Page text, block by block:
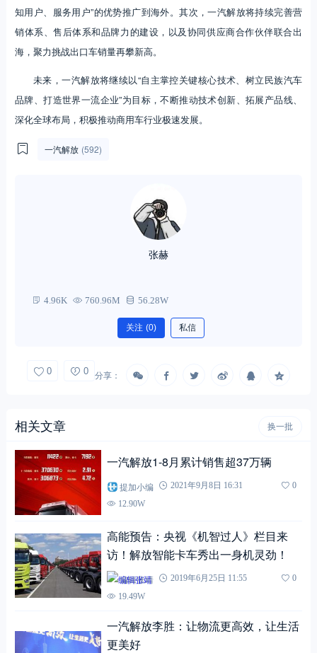
知用户、服务用户”的优势推广到海外。其次，一汽解放将持续完善营
销体系、售后体系和品牌力的建设，以及协同供应商合作伙伴联合出
海，聚力挑战出口车销量再攀新高。
未来，一汽解放将继续以“自主掌控关键核心技术、树立民族汽车
品牌、打造世界一流企业”为目标，不断推动技术创新、拓展产品线、
深化全球布局，积极推动商用车行业极速发展。
一汽解放 (592)
张赫
4.96K 760.96M 56.28W
关注 (0) 私信
0 0 分享：
相关文章 换一批
一汽解放1-8月累计销售超37万辆
提加小编 2021年9月8日 16:31
0
12.90W
高能预告：央视《机智过人》栏目来
访！解放智能卡车秀出一身机灵劲！
编辑张靖 2019年6月25日 11:55
0
19.49W
一汽解放李胜：让物流更高效，让生活
更美好